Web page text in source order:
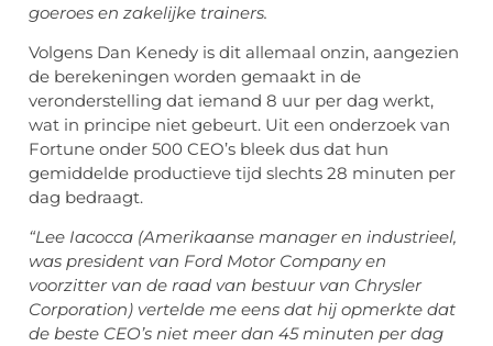
goeroes en zakelijke trainers.
Volgens Dan Kenedy is dit allemaal onzin, aangezien
de berekeningen worden gemaakt in de
veronderstelling dat iemand 8 uur per dag werkt,
wat in principe niet gebeurt. Uit een onderzoek van
Fortune onder 500 CEO’s bleek dus dat hun
gemiddelde productieve tijd slechts 28 minuten per
dag bedraagt.
“Lee Iacocca (Amerikaanse manager en industrieel,
was president van Ford Motor Company en
voorzitter van de raad van bestuur van Chrysler
Corporation) vertelde me eens dat hij opmerkte dat
de beste CEO’s niet meer dan 45 minuten per dag